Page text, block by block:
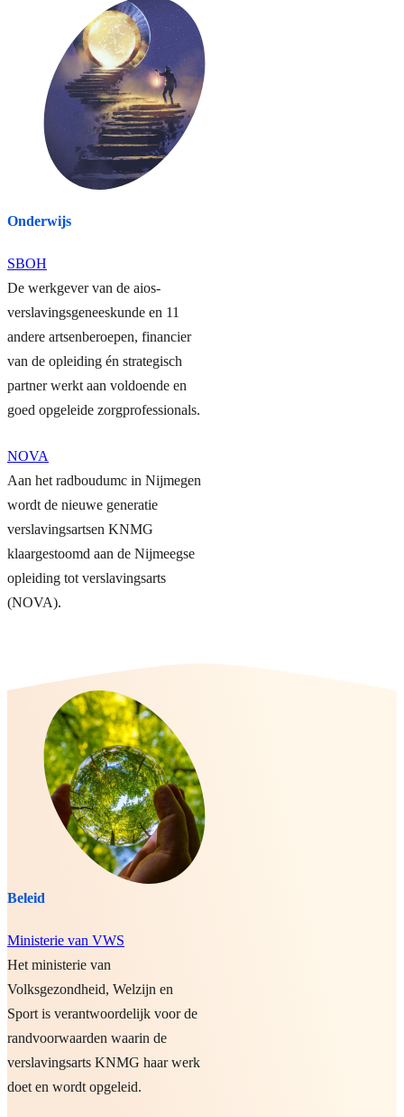
Onderwijs
SBOH
De werkgever van de aios-
verslavingsgeneeskunde en 11
andere artsenberoepen, financier
van de opleiding én strategisch
partner werkt aan voldoende en
goed opgeleide zorgprofessionals.
NOVA
Aan het radboudumc in Nijmegen
wordt de nieuwe generatie
verslavingsartsen KNMG
klaargestoomd aan de Nijmeegse
opleiding tot verslavingsarts
(NOVA).
Beleid
Ministerie van VWS
Het ministerie van
Volksgezondheid, Welzijn en
Sport is verantwoordelijk voor de
randvoorwaarden waarin de
verslavingsarts KNMG haar werk
doet en wordt opgeleid.